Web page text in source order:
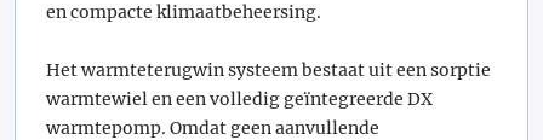
en compacte klimaatbeheersing.
Het warmteterugwin systeem bestaat uit een sorptie
warmtewiel en een volledig geïntegreerde DX
warmtepomp. Omdat geen aanvullende